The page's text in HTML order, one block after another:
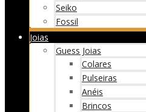
Seiko
Fossil
Joias
Guess Joias
Colares
Pulseiras
Anéis
Brincos